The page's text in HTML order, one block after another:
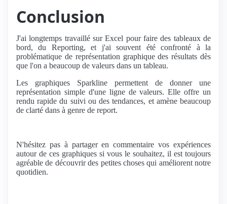
Conclusion
J'ai longtemps travaillé sur Excel pour faire des tableaux de
bord, du Reporting, et j'ai souvent été confronté à la
problématique de représentation graphique des résultats dès
que l'on a beaucoup de valeurs dans un tableau.
Les graphiques Sparkline permettent de donner une
représentation simple d'une ligne de valeurs. Elle offre un
rendu rapide du suivi ou des tendances, et amène beaucoup
de clarté dans à genre de report.
N'hésitez pas à partager en commentaire vos expériences
autour de ces graphiques si vous le souhaitez, il est toujours
agréable de découvrir des petites choses qui améliorent notre
quotidien.